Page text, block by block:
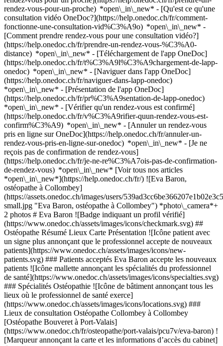
rendez-vous-pour-un-proche) *open\_in\_new* - [Qu'est ce qu'une
consultation vidéo OneDoc?](https://help.onedoc.ch/fr/comment-
fonctionne-une-consultation-vid%C3%A9o) *open\_in\_new* -
[Comment prendre rendez-vous pour une consultation vidéo?]
(https://help.onedoc.ch/fr/prendre-un-rendez-vous-%C3%A0-
distance) *open\_in\_new* - [Téléchargement de l'app OneDoc]
(https://help.onedoc.ch/fr/t%C3%A9l%C3%A9chargement-de-lapp-
onedoc) *open\_in\_new* - [Naviguer dans l'app OneDoc]
(https://help.onedoc.ch/fr/naviguer-dans-lapp-onedoc)
*open\_in\_new* - [Présentation de l'app OneDoc]
(https://help.onedoc.ch/fr/pr%C3%A9sentation-de-lapp-onedoc)
*open\_in\_new* - [Vérifier qu'un rendez-vous est confirmé]
(https://help.onedoc.ch/fr/v%C3%A9rifier-quun-rendez-vous-est-
confirm%C3%A9) *open\_in\_new* - [Annuler un rendez-vous
pris en ligne sur OneDoc](https://help.onedoc.ch/fr/annuler-un-
rendez-vous-pris-en-ligne-sur-onedoc) *open\_in\_new* - [Je ne
reçois pas de confirmation de rendez-vous]
(https://help.onedoc.ch/fr/je-ne-re%C3%A7ois-pas-de-confirmation-
de-rendez-vous) *open\_in\_new* [Voir tous nos articles
*open\_in\_new*](https://help.onedoc.ch/fr/) ![Eva Baron,
ostéopathe à Collombey]
(https://assets.onedoc.ch/images/users/
small.jpg "Eva Baron, ostéopathe à Collombey") *photo\_camera*+
2 photos # Eva Baron ![Badge indiquant un profil vérifié]
(https://www.onedoc.ch/assets/images/icons/checkmark.svg) ##
Ostéopathe Résumé Lieux Carte Présentation ![Icône patient avec
un signe plus annonçant que le professionnel accepte de nouveaux
patients](https://www.onedoc.ch/assets/images/icons/new-
patients.svg) ### Patients acceptés Eva Baron accepte les nouveaux
patients ![Icône mallette annonçant les spécialités du professionnel
de santé](https://www.onedoc.ch/assets/images/icons/specialties.svg)
### Spécialités Ostéopathie ![Icône de bâtiment annonçant tous les
lieux où le professionnel de santé exerce]
(https://www.onedoc.ch/assets/images/icons/locations.svg) ###
Lieux de consultation Ostéopathe Collombey à Collombey
[Ostéopathe Bouveret à Port-Valais]
(https://www.onedoc.ch/fr/osteopathe/port-valais/pcu7v/eva-baron) !
[Marqueur annonçant la carte et les informations d’accès du cabinet]